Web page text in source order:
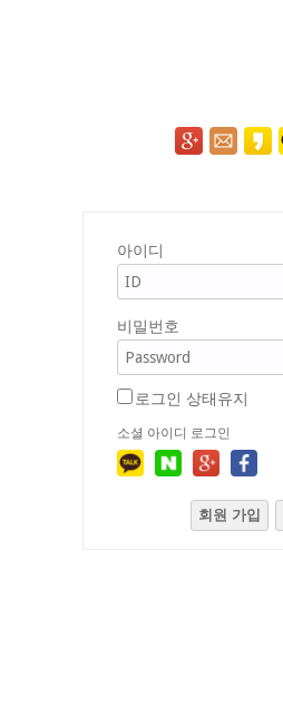
아이디
비밀번호
로그인 상태유지
소셜 아이디 로그인
회원 가입